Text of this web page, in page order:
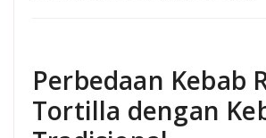
Perbedaan Kebab
Tortilla dengan